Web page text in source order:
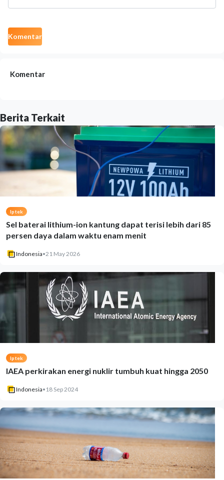
Komentar
Komentar
Berita Terkait
Iptek
Sel baterai lithium-ion kantung dapat terisi lebih dari 85
persen daya dalam waktu enam menit
Indonesia•21 May 2026
Iptek
IAEA perkirakan energi nuklir tumbuh kuat hingga 2050
Indonesia• 18 Sep 2024